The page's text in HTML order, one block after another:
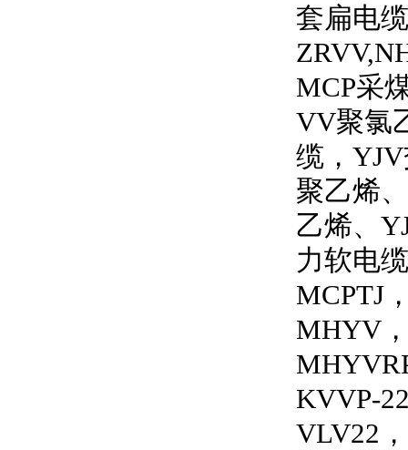
套扁电
MCP采
VV聚氯
缆， YJV
聚乙烯、
乙烯、
力软电
MCPTJ
MHYV
KVVP-
VLV22 ，